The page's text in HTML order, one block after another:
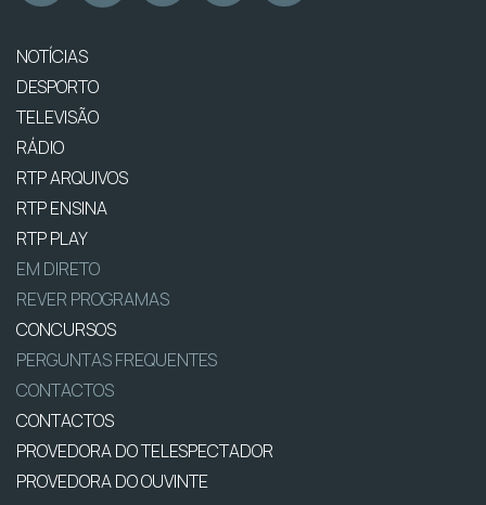
NOTÍCIAS
DESPORTO
TELEVISÃO
RÁDIO
RTP ARQUIVOS
RTP ENSINA
RTP PLAY
EM DIRETO
REVER PROGRAMAS
CONCURSOS
PERGUNTAS FREQUENTES
CONTACTOS
CONTACTOS
PROVEDORA DO TELESPECTADOR
PROVEDORA DO OUVINTE